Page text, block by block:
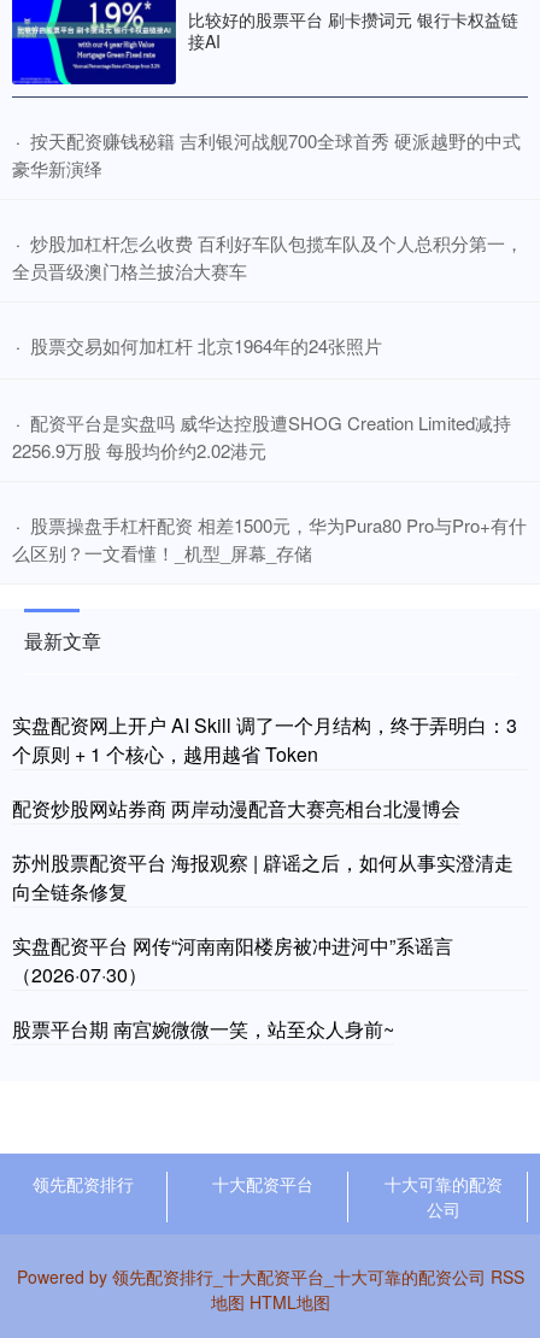
比较好的股票平台 刷卡攒词元 银行卡权益链
接AI
· ​按天配资赚钱秘籍 吉利银河战舰700全球首秀 硬派越野的中式
豪华新演绎
· ​炒股加杠杆怎么收费 百利好车队包揽车队及个人总积分第一，
全员晋级澳门格兰披治大赛车
· ​股票交易如何加杠杆 北京1964年的24张照片
· ​配资平台是实盘吗 威华达控股遭SHOG Creation Limited减持
2256.9万股 每股均价约2.02港元
· ​股票操盘手杠杆配资 相差1500元，华为Pura80 Pro与Pro+有什
么区别？一文看懂！_机型_屏幕_存储
最新文章
实盘配资网上开户 AI Skill 调了一个月结构，终于弄明白：3
个原则 + 1 个核心，越用越省 Token
配资炒股网站券商 两岸动漫配音大赛亮相台北漫博会
苏州股票配资平台 海报观察 | 辟谣之后，如何从事实澄清走
向全链条修复
实盘配资平台 网传“河南南阳楼房被冲进河中”系谣言
（2026·07·30）
股票平台期 南宫婉微微一笑，站至众人身前~
领先配资排行 十大配资平台
十大可靠的配资
公司
Powered by 领先配资排行_十大配资平台_十大可靠的配资公司 RSS
地图 HTML地图